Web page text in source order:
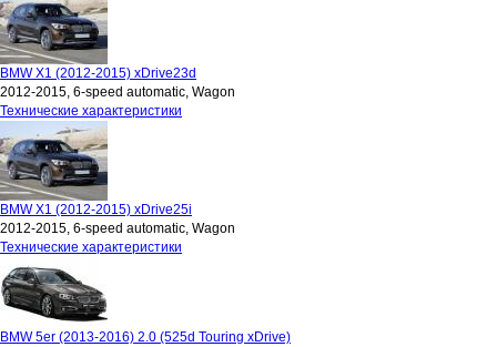
BMW X1 (2012-2015) xDrive23d
2012-2015, 6-speed automatic, Wagon
Технические характеристики
BMW X1 (2012-2015) xDrive25i
2012-2015, 6-speed automatic, Wagon
Технические характеристики
BMW 5er (2013-2016) 2.0 (525d Touring xDrive)